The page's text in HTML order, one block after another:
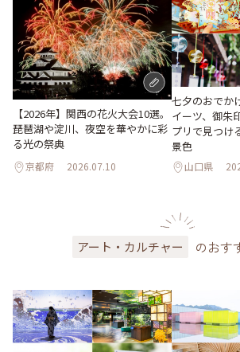
【2026年】関西の花火大会10選。
琵琶湖や淀川、夜空を華やかに彩
る光の祭典
京都府 2026.07.10
七夕のおでか
イーツ、御朱
プリで見つけ
景色
山口県
アート・カルチャー のおす